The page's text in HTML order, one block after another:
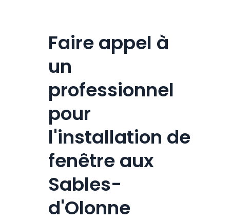
Faire appel à
un
professionnel
pour
l'installation de
fenêtre aux
Sables-
d'Olonne